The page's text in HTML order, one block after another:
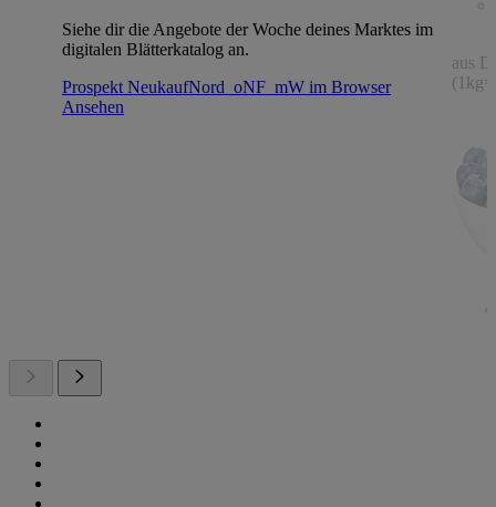
Siehe dir die Angebote der Woche deines Marktes im
digitalen Blätterkatalog an.
Prospekt NeukaufNord_oNF_mW im Browser
Ansehen
aus